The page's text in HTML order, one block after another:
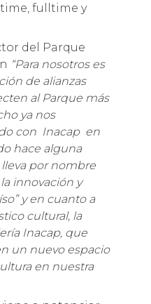
fulltime y
del Parque
“Para nosotros es
de alianzas
al Parque más
ya nos
con Inacap en
hace alguna
por nombre
la innovación y
y en cuanto a
cultural, la
Inacap, que
un nuevo espacio
en nuestra